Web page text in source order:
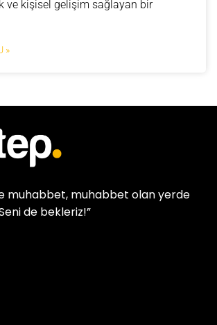
ve kişisel gelişim sağlayan bir
»
muhabbet, muhabbet olan yerde
de bekleriz!”